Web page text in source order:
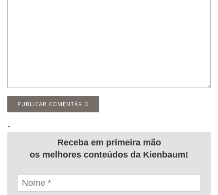
-
Receba em primeira mão
os melhores conteúdos da Kienbaum!